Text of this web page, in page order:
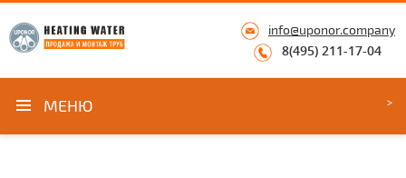
info@uponor.company
8(495) 211-17-04
МЕНЮ